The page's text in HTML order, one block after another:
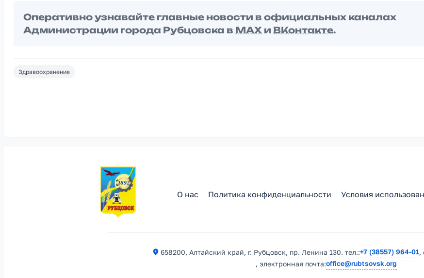
Оперативно узнавайте главные новости в официальных каналах
Администрации города Рубцовска в MAX и ВКонтакте.
Здравоохранение
О нас Политика конфиденциальности Условия
658200, Алтайский край, г. Рубцовск, пр. Ленина 130. тел.:+7 (38557) 964-01,
, электронная почта:office@rubtsovsk.org